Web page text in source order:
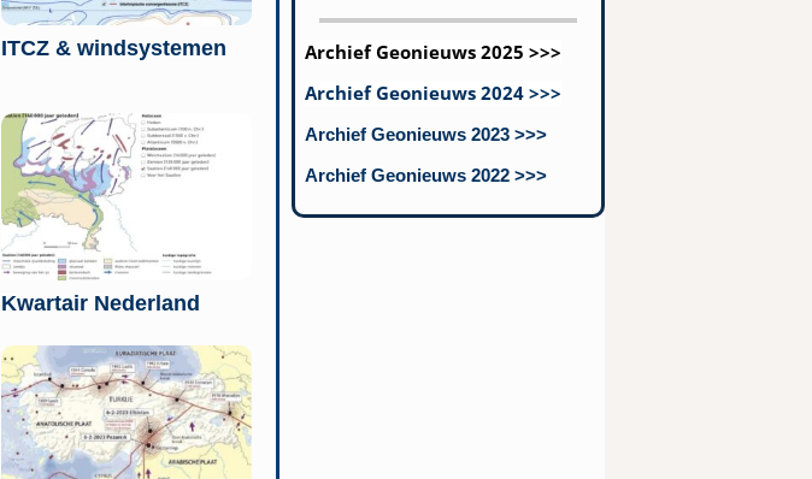
ITCZ & windsystemen
Kwartair Nederland
Archief Geonieuws 2025 >>>
Archief Geonieuws 2024 >>>
Archief Geonieuws 2023 >>>
Archief Geonieuws 2022 >>>